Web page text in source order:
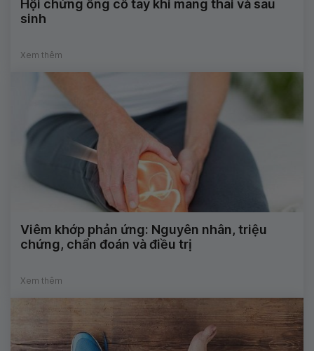
Hội chứng ống cổ tay khi mang thai và sau
sinh
Xem thêm
Viêm khớp phản ứng: Nguyên nhân, triệu
chứng, chẩn đoán và điều trị
Xem thêm